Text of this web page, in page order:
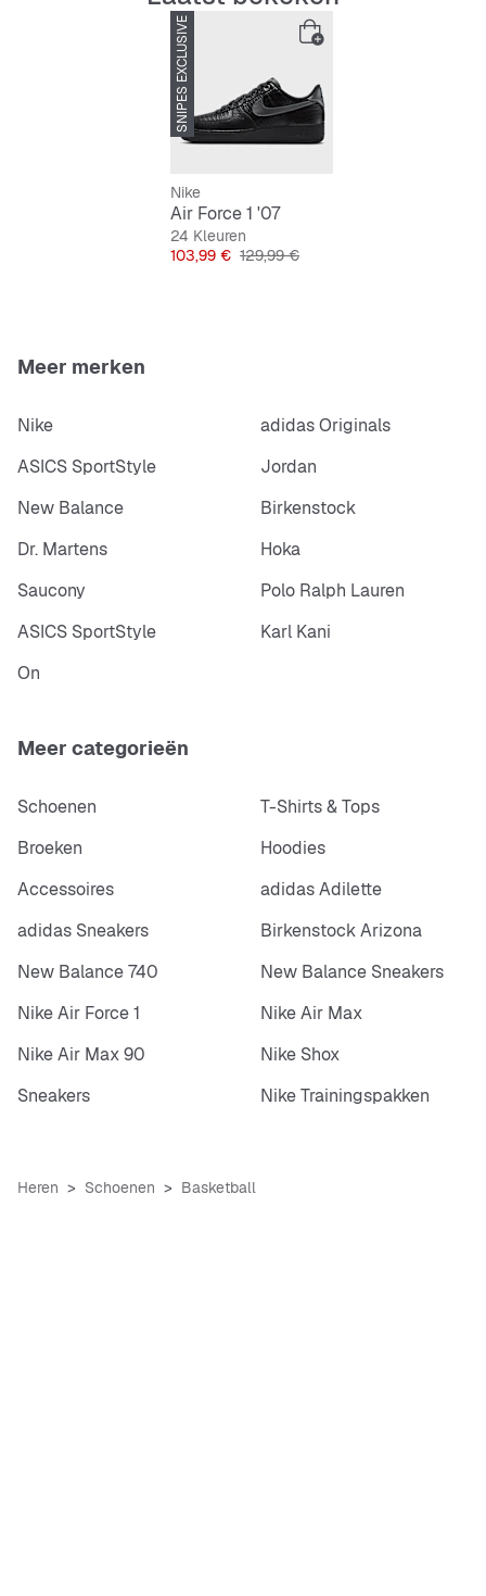
Stevige en duurzame afwerking
Klassieke vetersluiting
Helemaal zwart voor een veelzijdige stijl
SNIPES EXCLUSIVE
Nike
Air Force 1 '07
24 Kleuren
Prijs
103,99 € Originele Prijs
129,99 €
Meer merken
Nike
adidas Originals
ASICS SportStyle
Jordan
New Balance
Birkenstock
Dr. Martens
Hoka
Saucony
Polo Ralph Lauren
ASICS SportStyle
Karl Kani
On
Meer categorieën
Schoenen
T-Shirts & Tops
Broeken
Hoodies
Accessoires
adidas Adilette
adidas Sneakers
Birkenstock Arizona
New Balance 740
New Balance Sneakers
Nike Air Force 1
Nike Air Max
Nike Air Max 90
Nike Shox
Sneakers
Nike Trainingspakken
Heren Schoenen Basketball